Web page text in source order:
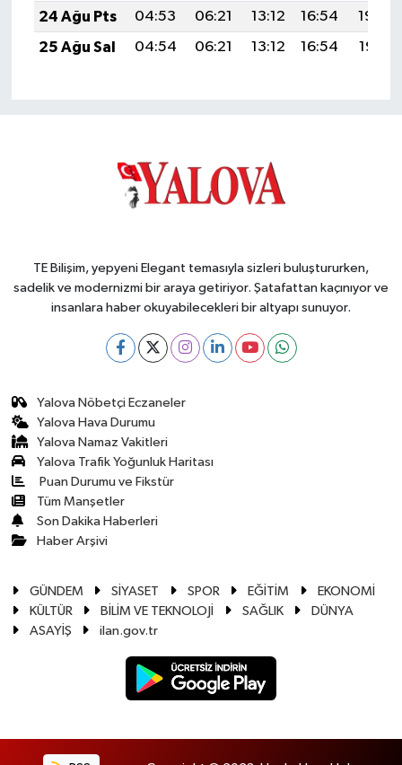
24 Ağu Pts
04:53 06:21 13:12 16:54
19:54
25 Ağu Sal
04:54 06:21 13:12 16:54 19:52
TE Bilişim, yepyeni Elegant temasıyla sizleri buluştururken,
sadelik ve modernizmi bir araya getiriyor. Şatafattan kaçınıyor ve
insanlara haber okuyabilecekleri bir altyapı sunuyor.
Yalova Nöbetçi Eczaneler
Yalova Hava Durumu
Yalova Namaz Vakitleri
Yalova Trafik Yoğunluk Haritası
Puan Durumu ve Fikstür
Tüm Manşetler
Son Dakika Haberleri
Haber Arşivi
GÜNDEM SİYASET SPOR EĞİTİM
EKONOMİ
KÜLTÜR
BİLİM VE TEKNOLOJİ SAĞLIK
DÜNYA
ASAYİŞ
ilan.gov.tr